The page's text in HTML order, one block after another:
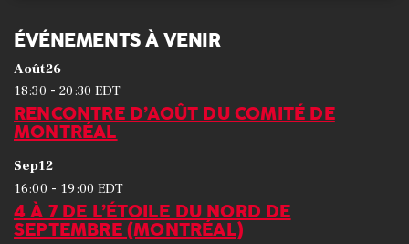
ÉVÉNEMENTS À VENIR
Août26
18:30 -20:30 EDT
RENCONTRE D’AOÛT DU COMITÉ DE
MONTRÉAL
Sep12
16:00 - 19:00 EDT
4 À 7 DE L’ÉTOILE DU NORD DE
SEPTEMBRE (MONTRÉAL)